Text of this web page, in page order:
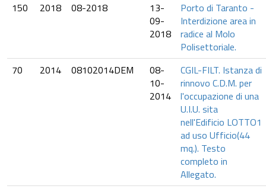
150
2018 08-2018
13-
09-
2018
Porto di Taranto -
Interdizione area in
radice al Molo
Polisettoriale.
70
2014 08102014DEM
08-
10-
2014
CGIL-FILT. Istanza di
rinnovo C.D.M. per
l'occupazione di una
U.I.U. sita
nell'Edificio LOTTO1
ad uso Ufficio(44
mq.). Testo
completo in
Allegato.